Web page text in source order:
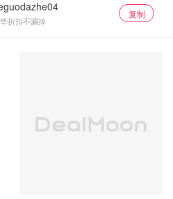
折扣不漏掉
复制